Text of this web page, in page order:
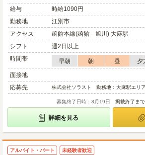
給与
時給1090円
勤務地
江別市
アクセス
函館本線(函館－旭川) 大麻駅
シフト
週2日以上
時間帯
早朝 朝 昼 夕
面接地
応募先
株式会社ソラスト 勤務地：大麻駅エリ
募集終了日時：8月19日 掲載終了ま
詳細を見る
アルバイト・パート 未経験者歓迎